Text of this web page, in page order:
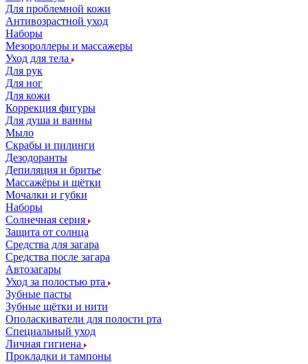
Для проблемной кожи
Антивозрастной уход
Наборы
Мезороллеры и массажеры
Уход для тела
Для рук
Для ног
Для кожи
Коррекция фигуры
Для душа и ванны
Мыло
Скрабы и пилинги
Дезодоранты
Депиляция и бритье
Массажёры и щётки
Мочалки и губки
Наборы
Солнечная серия
Защита от солнца
Средства для загара
Средства после загара
Автозагары
Уход за полостью рта
Зубные пасты
Зубные щётки и нити
Ополаскиватели для полости рта
Специальный уход
Личная гигиена
Прокладки и тампоны